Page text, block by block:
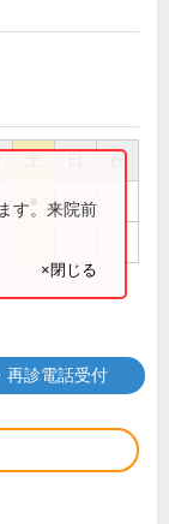
祝
す。来院前
×閉じる
再診電話受付